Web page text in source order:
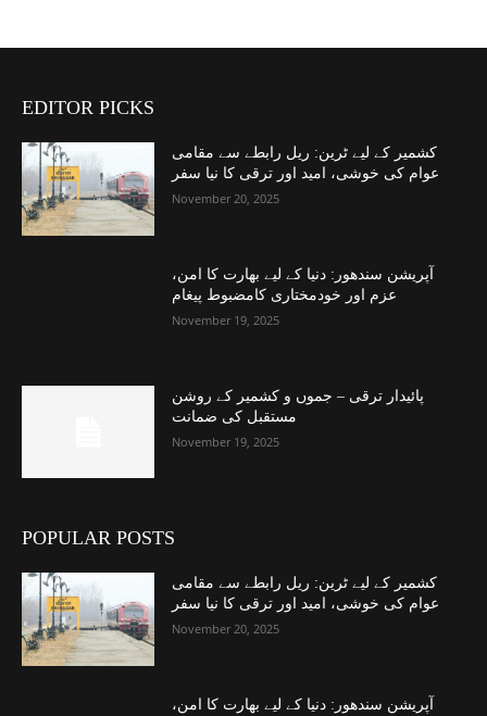
EDITOR PICKS
کشمیر کے لیے ٹرین: ریل رابطے سے مقامی
عوام کی خوشی، امید اور ترقی کا نیا سفر
November 20, 2025
آپریشن سندھور: دنیا کے لیے بھارت کا امن،
عزم اور خودمختاری کامضبوط پیغام
November 19, 2025
پائیدار ترقی – جموں و کشمیر کے روشن
مستقبل کی ضمانت
November 19, 2025
POPULAR POSTS
کشمیر کے لیے ٹرین: ریل رابطے سے مقامی
عوام کی خوشی، امید اور ترقی کا نیا سفر
November 20, 2025
آپریشن سندھور: دنیا کے لیے بھارت کا امن،